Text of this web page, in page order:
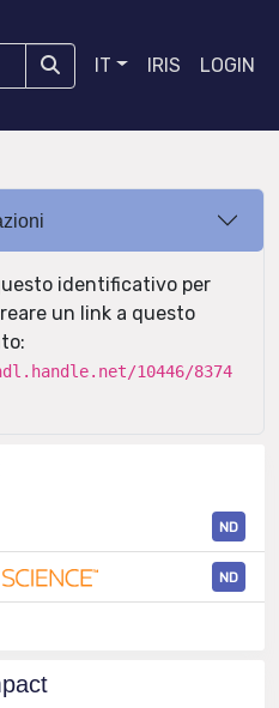
IT IRIS LOGIN
identificativo per
un link a questo
10446/8374
ND
ND